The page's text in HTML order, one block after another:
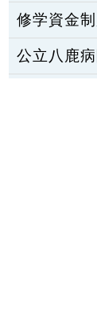
修学資金
公立八鹿